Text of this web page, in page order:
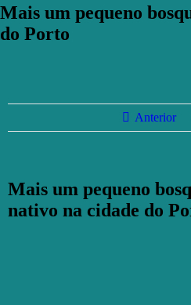
Mais um pequeno
do Porto
Anterior
Mais um pequeno
nativo na cidade do